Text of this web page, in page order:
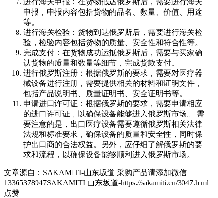
进行海关申报：在货物抵达俄罗斯后，需要进行海关
申报，申报内容包括货物的品名、数量、价值、用途
等。
进行海关检验：货物到达俄罗斯后，需要进行海关检
验，检验内容包括货物的质量、安全性和符合性等。
完成支付：在货物成功运抵俄罗斯后，需要与买家确
认货物的质量和数量等细节，完成货款支付。
进行俄罗斯注册：根据俄罗斯的要求，需要对医疗器
械设备进行注册，需要提供相关的材料和证明文件，
包括产品说明书、质量证明书、安全证明书等。
申请进口许可证：根据俄罗斯的要求，需要申请相应
的进口许可证，以确保设备能够进入俄罗斯市场。 需
要注意的是，出口医疗设备需要遵循俄罗斯相关法律
法规和标准要求，确保设备的质量和安全性，同时保
护出口商的合法权益。另外，应仔细了解俄罗斯的要
求和流程，以确保设备能够顺利进入俄罗斯市场。
文章源自：SAKAMITI-山东坂道 采购产品请添加微信
13365378947SAKAMITI 山东坂道-https://sakamiti.cn/3047.html
点赞